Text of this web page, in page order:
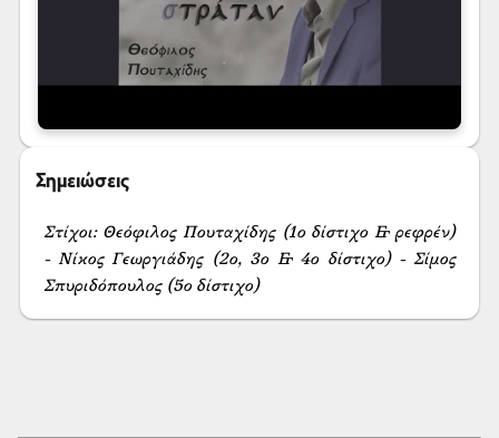
Σημειώσεις
Στίχοι: Θεόφιλος Πουταχίδης (1ο δίστιχο & ρεφρέν)
- Νίκος Γεωργιάδης (2ο, 3ο & 4ο δίστιχο) - Σίμος
Σπυριδόπουλος (5ο δίστιχο)